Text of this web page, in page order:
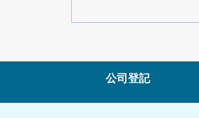
公司登記